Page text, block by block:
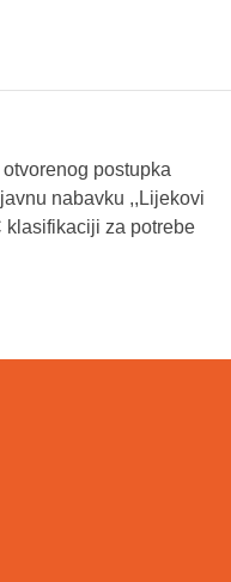
postupka
nabavku ,,Lijekovi
klasifikaciji za potrebe